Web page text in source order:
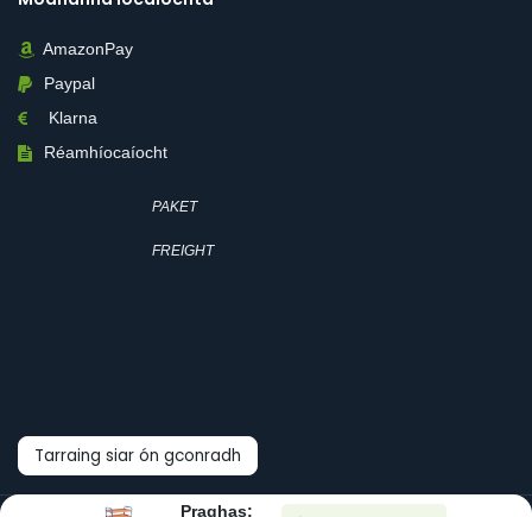
Praghas:
AmazonPay
Paypal
Klarna
Réamhíocaíocht
PAKET
FREIGHT
Tarraing siar ón gconradh